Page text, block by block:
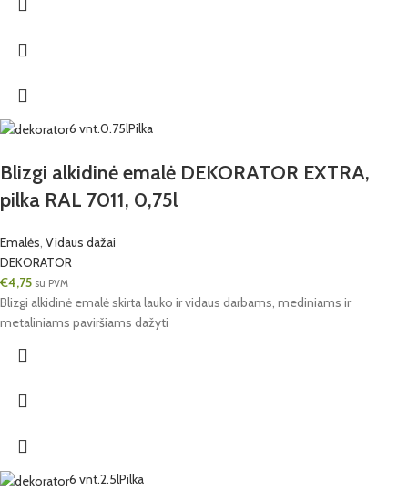
6 vnt.0.75lPilka
Blizgi alkidinė emalė DEKORATOR EXTRA,
pilka RAL 7011, 0,75l
Emalės, Vidaus dažai
DEKORATOR
€4,75 su PVM
Blizgi alkidinė emalė skirta lauko ir vidaus darbams, mediniams ir
metaliniams paviršiams dažyti
6 vnt.2.5lPilka